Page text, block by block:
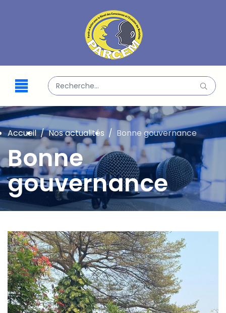
Valider
Bonne
gouvernance
Accueil Nos actualités Bonne gouvernance